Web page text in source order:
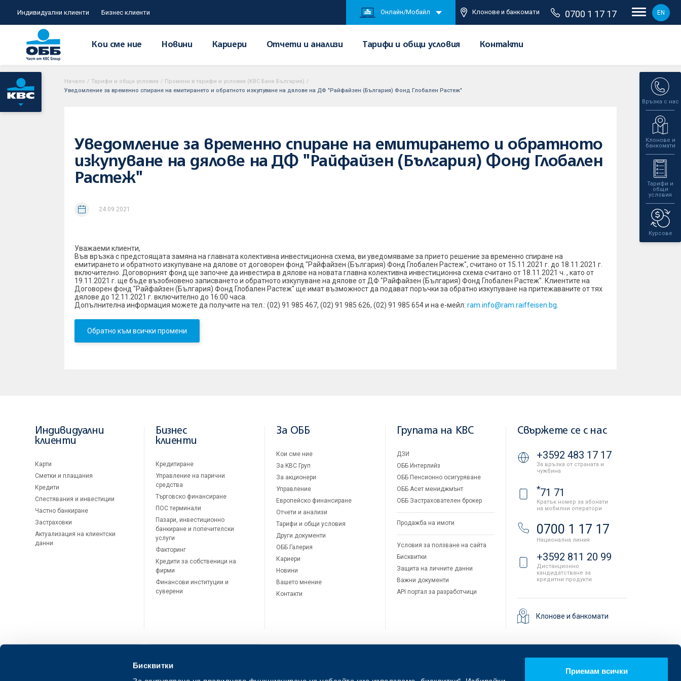
Бисквитки
Приемам всички
Индивидуални клиенти Бизнес клиенти Онлайн/Мобайл Клонове и банкомати 0700 1 17 17 EN
Кои сме ние Новини Кариери Отчети и анализи Тарифи и общи условия Контакти
Връзка с нас
Клонове и
банкомати
Тарифи и
общи
условия
Курсове
Начало / Тарифи и общи условия / Промени в тарифи и условия (KBC Банк България) /
Уведомление за временно спиране на емитирането и обратното изкупуване на дялове на ДФ "Райфайзен (България) Фонд Глобален Растеж"
Уведомление за временно спиране на емитирането и обратното
изкупуване на дялове на ДФ "Райфайзен (България) Фонд Глобален
Растеж"
24.09.2021
Уважаеми клиенти,
Във връзка с предстоящата замяна на главната колективна инвестиционна схема, ви уведомяваме за прието решение за временно спиране на
емитирането и обратното изкупуване на дялове от договорен фонд "Райфайзен (България) Фонд Глобален Растеж", считано от 15.11.2021 г. до 18.11.2021 г.
включително. Договорният фонд ще започне да инвестира в дялове на новата главна колективна инвестиционна схема считано от 18.11.2021 ч. , като от
19.11.2021 г. ще бъде възобновено записването и обратното изкупуване на дялове от ДФ "Райфайзен (България) Фонд Глобален Растеж". Клиентите на
Договорен фонд "Райфайзен (България) Фонд Глобален Растеж" ще имат възможност да подават поръчки за обратно изкупуване на притежаваните от тях
дялове до 12.11.2021 г. включително до 16:00 часа.
Допълнителна информация можете да получите на тел.: (02) 91 985 467, (02) 91 985 626, (02) 91 985 654 и на е-мейл: ram.info@ram.raiffeisen.bg
Обратно към всички промени
Индивидуални
клиенти
Карти
Сметки и плащания
Кредити
Спестявания и инвестиции
Частно банкиране
Застраховки
Актуализация на клиентски
данни
Бизнес
клиенти
Кредитиране
Управление на парични
средства
Търговско финансиране
ПОС терминали
Пазари, инвестиционно
банкиране и попечителски
услуги
Факторинг
Кредити за собственици на
фирми
Финансови институции и
суверени
За ОББ
Кои сме ние
За KBC Груп
За акционери
Управление
Европейско финансиране
Отчети и анализи
Тарифи и общи условия
Други документи
ОББ Галерия
Кариери
Новини
Вашето мнение
Контакти
Групата на KBC
ДЗИ
ОББ Интерлийз
ОББ Пенсионно осигуряване
ОББ Асет мениджмънт
ОББ Застрахователен брокер
Продажба на имоти
Условия за ползване на сайта
Бисквитки
Защита на личните данни
Важни документи
API портал за разработчици
Свържете се с нас
+3592 483 17 17
За връзка от страната и
чужбина
*71 71
Кратък номер за абонати
на мобилни оператори
0700 1 17 17
Национална линия
+3592 811 20 99
Дистанционно
кандидатстване за
кредитни продукти
Клонове и банкомати